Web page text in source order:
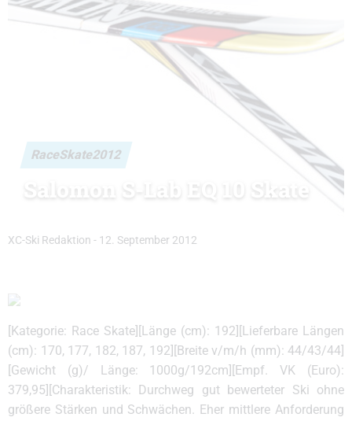
RaceSkate2012
Salomon S-Lab EQ 10 Skate
XC-Ski Redaktion - 12. September 2012
[Kategorie: Race Skate][Länge (cm): 192][Lieferbare Längen
(cm): 170, 177, 182, 187, 192][Breite v/m/h (mm): 44/43/44]
[Gewicht (g)/ Länge: 1000g/192cm][Empf. VK (Euro):
379,95][Charakteristik: Durchweg gut bewerteter Ski ohne
größere Stärken und Schwächen. Eher mittlere Anforderung